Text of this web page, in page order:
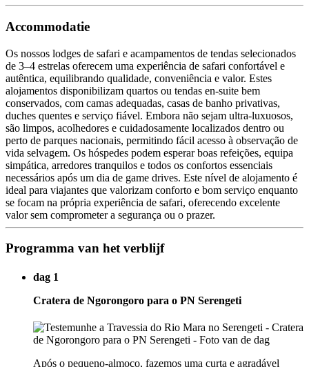
Accommodatie
Os nossos lodges de safari e acampamentos de tendas selecionados
de 3–4 estrelas oferecem uma experiência de safari confortável e
autêntica, equilibrando qualidade, conveniência e valor. Estes
alojamentos disponibilizam quartos ou tendas en-suite bem
conservados, com camas adequadas, casas de banho privativas,
duches quentes e serviço fiável. Embora não sejam ultra-luxuosos,
são limpos, acolhedores e cuidadosamente localizados dentro ou
perto de parques nacionais, permitindo fácil acesso à observação de
vida selvagem. Os hóspedes podem esperar boas refeições, equipa
simpática, arredores tranquilos e todos os confortos essenciais
necessários após um dia de game drives. Este nível de alojamento é
ideal para viajantes que valorizam conforto e bom serviço enquanto
se focam na própria experiência de safari, oferecendo excelente
valor sem comprometer a segurança ou o prazer.
Programma van het verblijf
dag 1
Cratera de Ngorongoro para o PN Serengeti
Após o pequeno-almoço, fazemos uma curta e agradável